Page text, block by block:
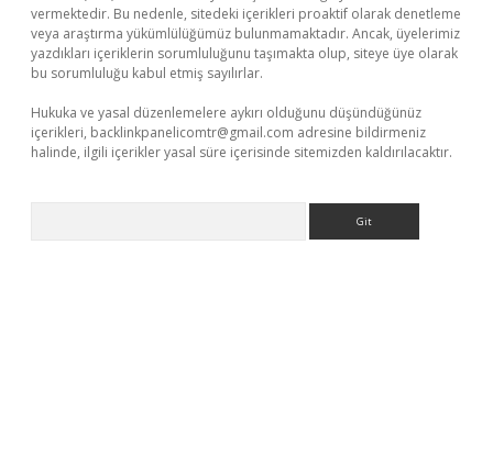
vermektedir. Bu nedenle, sitedeki içerikleri proaktif olarak denetleme
veya araştırma yükümlülüğümüz bulunmamaktadır. Ancak, üyelerimiz
yazdıkları içeriklerin sorumluluğunu taşımakta olup, siteye üye olarak
bu sorumluluğu kabul etmiş sayılırlar.
Hukuka ve yasal düzenlemelere aykırı olduğunu düşündüğünüz
içerikleri, backlinkpanelicomtr@gmail.com adresine bildirmeniz
halinde, ilgili içerikler yasal süre içerisinde sitemizden kaldırılacaktır.